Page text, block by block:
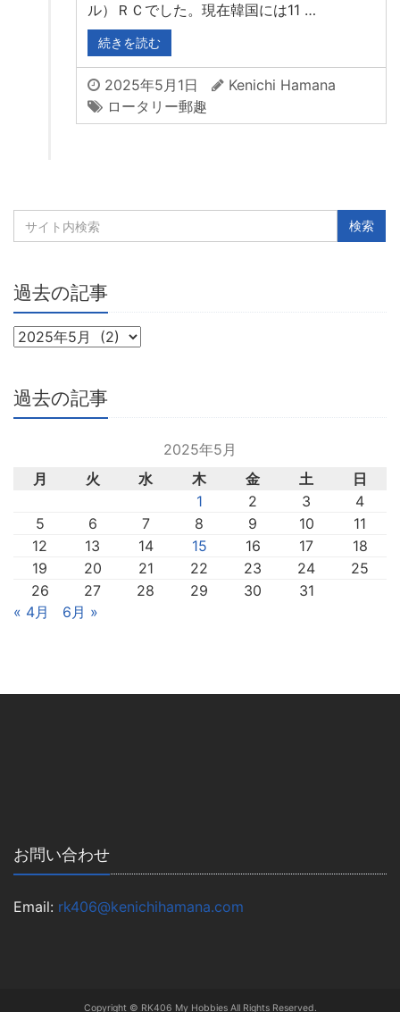
ル）ＲＣでした。現在韓国には11 …
続きを読む
2025年5月1日
Kenichi Hamana
ロータリー郵趣
過去の記事
過去の記事
2025年5月
月
火 水 木 金 土
日
1
2 3
4
5
6 7 8 9 10
11
12
13 14 15 16 17
18
19
20 21 22 23 24
25
26
27 28 29 30
31
« 4月
6月 »
お問い合わせ
Email: rk406@kenichihamana.com
Copyright © RK406 My Hobbies All Rights Reserved.